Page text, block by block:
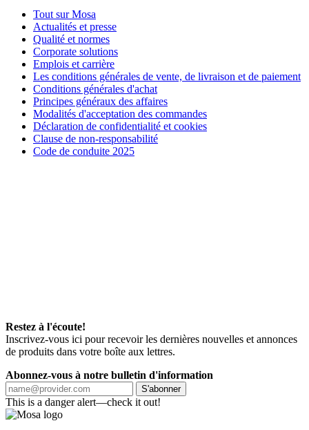
Tout sur Mosa
Actualités et presse
Qualité et normes
Corporate solutions
Emplois et carrière
Les conditions générales de vente, de livraison et de paiement
Conditions générales d'achat
Principes généraux des affaires
Modalités d'acceptation des commandes
Déclaration de confidentialité et cookies
Clause de non-responsabilité
Code de conduite 2025
Restez à l'écoute!
Inscrivez-vous ici pour recevoir les dernières nouvelles et annonces
de produits dans votre boîte aux lettres.
Abonnez-vous à notre bulletin d'information
S'abonner
This is a danger alert—check it out!